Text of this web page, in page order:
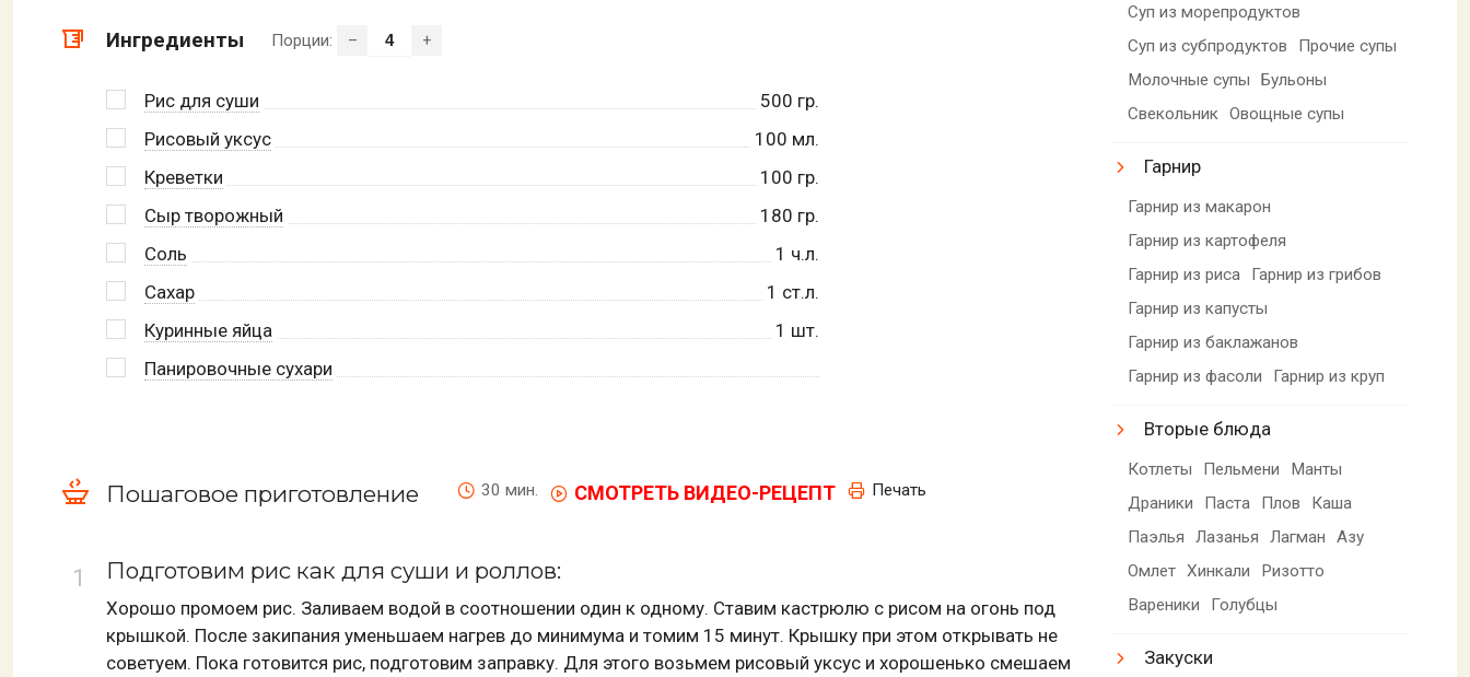
Ингредиенты Порции: – +
Рис для суши 500 гр.
Рисовый уксус
100 мл.
Креветки
100 гр.
Сыр творожный
180 гр.
Соль
1 ч.л.
Сахар
1 ст.л.
Куринные яйца
1 шт.
Панировочные сухари
Пошаговое приготовление 30 мин. СМОТРЕТЬ ВИДЕО-РЕЦЕПТ Печать
Подготовим рис как для суши и роллов:
Хорошо промоем рис. Заливаем водой в соотношении один к одному. Ставим кастрюлю с рисом на огонь под
крышкой. После закипания уменьшаем нагрев до минимума и томим 15 минут. Крышку при этом открывать не
советуем. Пока готовится рис, подготовим заправку. Для этого возьмем рисовый уксус и хорошенько смешаем
Суп из морепродуктов
Суп из субпродуктов
Прочие супы
Молочные супы
Бульоны
Свекольник Овощные супы
Гарнир
Гарнир из макарон
Гарнир из картофеля
Гарнир из риса
Гарнир из грибов
Гарнир из капусты
Гарнир из баклажанов
Гарнир из фасоли
Гарнир из круп
Вторые блюда
Котлеты Пельмени
Манты
Драники
Паста Плов
Каша
Паэлья
Лазанья Лагман
Азу
Омлет Хинкали
Ризотто
Вареники
Голубцы
Закуски